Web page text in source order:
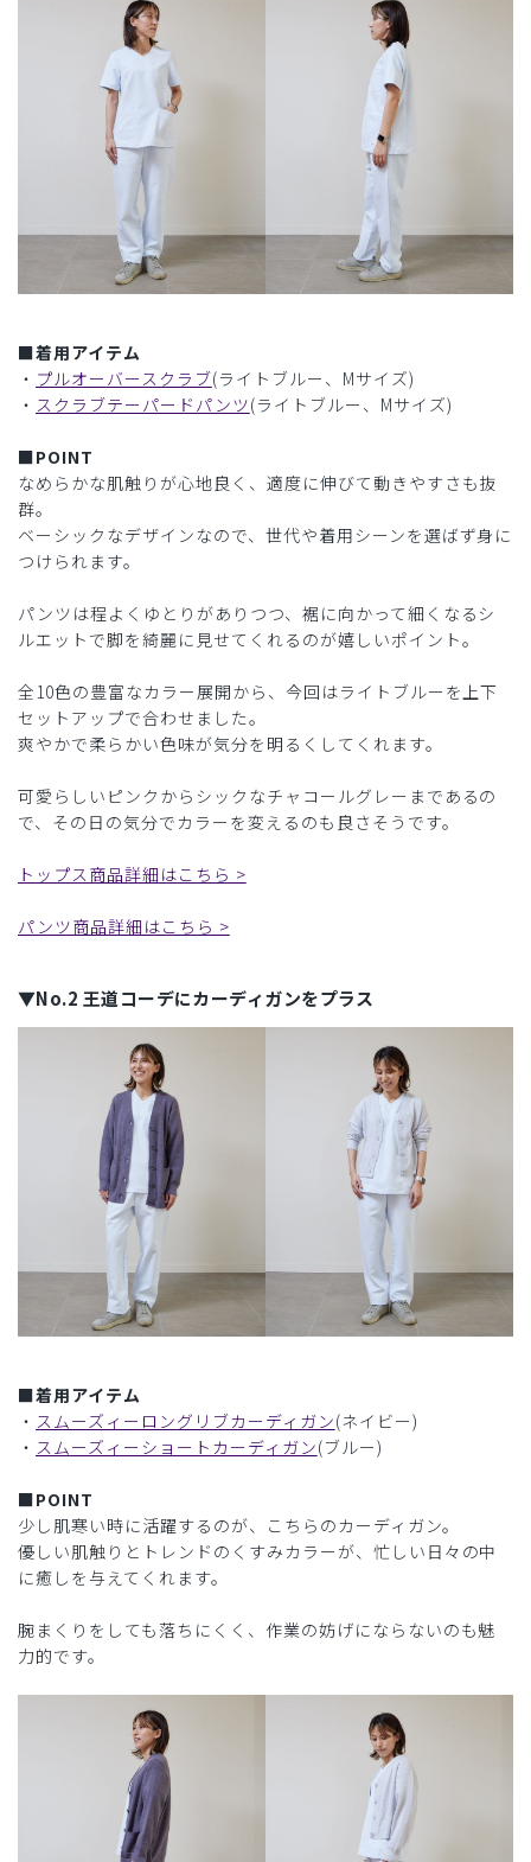
■着用アイテム
・ プルオーバースクラブ(ライトブルー、Mサイズ)
・ スクラブテーパードパンツ(ライトブルー、Mサイズ)
■POINT
なめらかな肌触りが心地良く、適度に伸びて動きやすさも抜
群。
ベーシックなデザインなので、世代や着用シーンを選ばず身に
つけられます。
パンツは程よくゆとりがありつつ、裾に向かって細くなるシ
ルエットで脚を綺麗に見せてくれるのが嬉しいポイント。
全10色の豊富なカラー展開から、今回はライトブルーを上下
セットアップで合わせました。
爽やかで柔らかい色味が気分を明るくしてくれます。
可愛らしいピンクからシックなチャコールグレーまであるの
で、その日の気分でカラーを変えるのも良さそうです。
トップス商品詳細はこちら >
パンツ商品詳細はこちら >
▼No.2 王道コーデにカーディガンをプラス
■着用アイテム
・ スムーズィーロングリブカーディガン(ネイビー)
・ スムーズィーショートカーディガン(ブルー)
■POINT
少し肌寒い時に活躍するのが、こちらのカーディガン。
優しい肌触りとトレンドのくすみカラーが、忙しい日々の中
に癒しを与えてくれます。
腕まくりをしても落ちにくく、作業の妨げにならないのも魅
力的です。